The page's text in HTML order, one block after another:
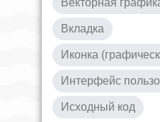
Вкладка
Иконка
Интерфейс
Исходный код